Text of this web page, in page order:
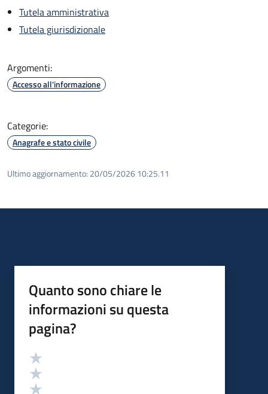
Tutela amministrativa
Tutela giurisdizionale
Argomenti:
Accesso all'informazione
Categorie:
Anagrafe e stato civile
Ultimo aggiornamento: 20/05/2026 10:25.11
Quanto sono chiare le
informazioni su questa
pagina?
Valutazione